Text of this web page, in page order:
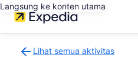
Langsung ke konten utama
Lihat semua aktivitas